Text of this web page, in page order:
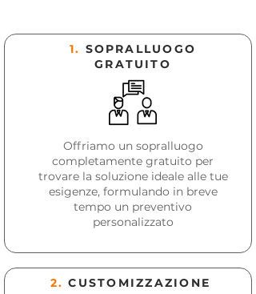
1. SOPRALLUOGO
GRATUITO
Offriamo un sopralluogo
completamente gratuito per
trovare la soluzione ideale alle tue
esigenze, formulando in breve
tempo un preventivo
personalizzato
2. CUSTOMIZZAZIONE